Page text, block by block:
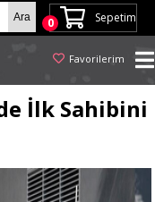
Sepetim
0
Favorilerim
İlk Sahibini